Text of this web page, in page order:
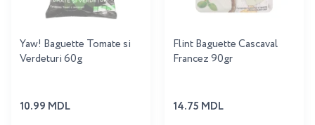
Yaw! Baguette Tomate si
Verdeturi 60g
10.99 MDL
Flint Baguette Cascaval
Francez 90gr
14.75 MDL